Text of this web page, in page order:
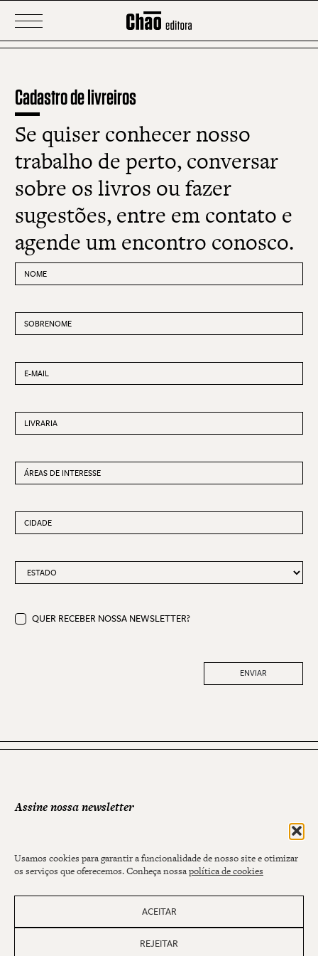
Usamos cookies para garantir a funcionalidade de nosso site e otimizar
os serviços que oferecemos. Conheça nossapolítica de cookies
ACEITAR
REJEITAR
Gente rica
História e descrição da febre amarela
Ingleses no Brasil
Páginas de recordações
Dias ensolarados no Paraizo
O 15 de Novembro e a queda da Monarquia
Fantina
Diálogos Makii de Francisco Alves de Souza
Jovita Alves Feitosa
Cadastro de livreiros
Se quiser conhecer nosso
trabalho de perto, conversar
sobre os livros ou fazer
sugestões, entre em contato e
agende um encontro conosco.
NOME
SOBRENOME
EMAIL
LIVRARIA
ÁREAS DE INTERESSE
CIDADE
ESTADO
QUER RECEBER NOSSA NEWSLETTER?
Assine nossa newsletter
E-MAIL